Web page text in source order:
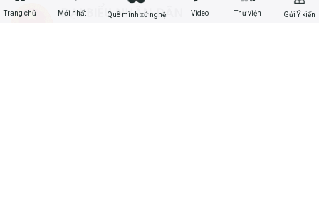
Trang chủ Mới nhất Quê mình xứ nghệ Video Thư viện Gửi Ý kiến